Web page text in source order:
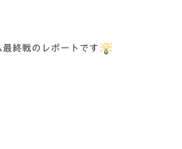
終戦のレポートです